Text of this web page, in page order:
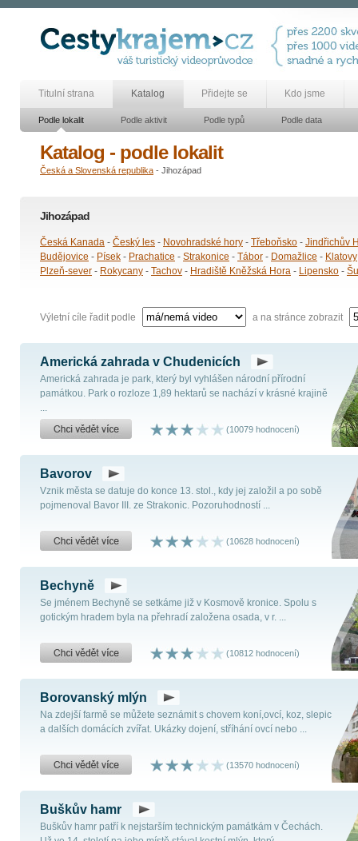
Titulní strana Katalog Přidejte se Kdo jsme
Podle lokalit Podle aktivit Podle typů Podle data
Katalog - podle lokalit
Česká a Slovenská republika - Jihozápad
Jihozápad
Česká Kanada - Český les - Novohradské hory - Třeboňsko - Jindřichův
Budějovice - Písek - Prachatice - Strakonice - Tábor - Domažlice - Klatovy
Plzeň-sever - Rokycany - Tachov - Hradiště Kněžská Hora - Lipensko -
Výletní cíle řadit podle a na stránce zobrazit
Americká zahrada v Chudenicích
Americká zahrada je park, který byl vyhlášen národní přírodní
památkou. Park o rozloze 1,89 hektarů se nachází v krásné krajině
...
(10079 hodnocení)
Bavorov
Vznik města se datuje do konce 13. stol., kdy jej založil a po sobě
pojmenoval Bavor III. ze Strakonic. Pozoruhodností ...
(10628 hodnocení)
Bechyně
Se jménem Bechyně se setkáme již v Kosmově kronice. Spolu s
gotickým hradem byla na přehradí založena osada, v r. ...
(10812 hodnocení)
Borovanský mlýn
Na zdejší farmě se můžete seznámit s chovem koní,ovcí, koz, slepic
a dalších domácích zvířat. Ukázky dojení, stříhání ovcí nebo ...
(13570 hodnocení)
Buškův hamr
Buškův hamr patří k nejstarším technickým památkám v Čechách.